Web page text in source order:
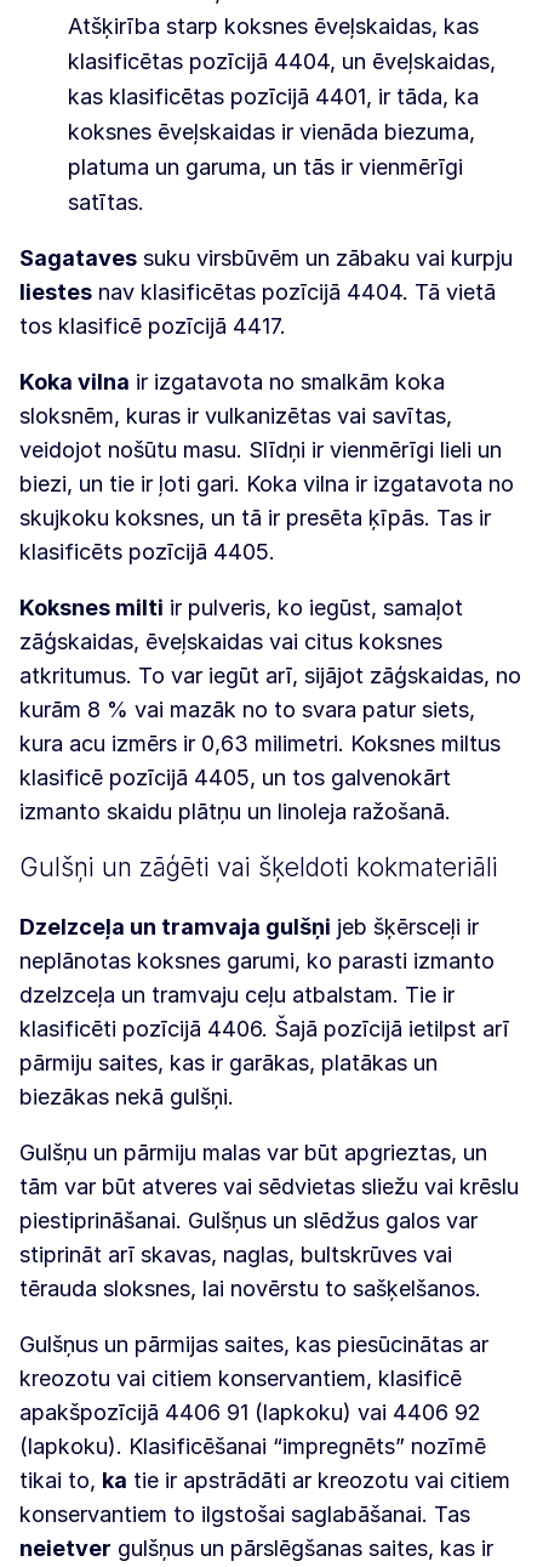
Atšķirība starp koksnes ēveļskaidas, kas
klasificētas pozīcijā 4404, un ēveļskaidas,
kas klasificētas pozīcijā 4401, ir tāda, ka
koksnes ēveļskaidas ir vienāda biezuma,
platuma un garuma, un tās ir vienmērīgi
satītas.
Sagataves suku virsbūvēm un zābaku vai kurpju
liestes nav klasificētas pozīcijā 4404. Tā vietā
tos klasificē pozīcijā 4417.
Koka vilna ir izgatavota no smalkām koka
sloksnēm, kuras ir vulkanizētas vai savītas,
veidojot nošūtu masu. Slīdņi ir vienmērīgi lieli un
biezi, un tie ir ļoti gari. Koka vilna ir izgatavota no
skujkoku koksnes, un tā ir presēta ķīpās. Tas ir
klasificēts pozīcijā 4405.
Koksnes milti ir pulveris, ko iegūst, samaļot
zāģskaidas, ēveļskaidas vai citus koksnes
atkritumus. To var iegūt arī, sijājot zāģskaidas, no
kurām 8 % vai mazāk no to svara patur siets,
kura acu izmērs ir 0,63 milimetri. Koksnes miltus
klasificē pozīcijā 4405, un tos galvenokārt
izmanto skaidu plātņu un linoleja ražošanā.
Gulšņi un zāģēti vai šķeldoti kokmateriāli
Dzelzceļa un tramvaja gulšņi jeb šķērsceļi ir
neplānotas koksnes garumi, ko parasti izmanto
dzelzceļa un tramvaju ceļu atbalstam. Tie ir
klasificēti pozīcijā 4406. Šajā pozīcijā ietilpst arī
pārmiju saites, kas ir garākas, platākas un
biezākas nekā gulšņi.
Gulšņu un pārmiju malas var būt apgrieztas, un
tām var būt atveres vai sēdvietas sliežu vai krēslu
piestiprināšanai. Gulšņus un slēdžus galos var
stiprināt arī skavas, naglas, bultskrūves vai
tērauda sloksnes, lai novērstu to sašķelšanos.
Gulšņus un pārmijas saites, kas piesūcinātas ar
kreozotu vai citiem konservantiem, klasificē
apakšpozīcijā 4406 91 (lapkoku) vai 4406 92
(lapkoku). Klasificēšanai “impregnēts” nozīmē
tikai to, ka tie ir apstrādāti ar kreozotu vai citiem
konservantiem to ilgstošai saglabāšanai. Tas
neietver gulšņus un pārslēgšanas saites, kas ir